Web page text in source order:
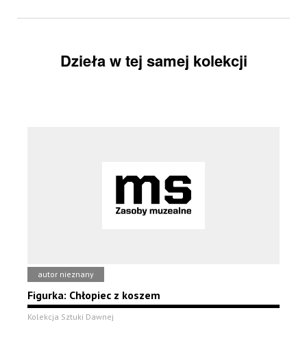
Dzieła w tej samej kolekcji
autor nieznany
Figurka: Chłopiec z koszem
Kolekcja Sztuki Dawnej